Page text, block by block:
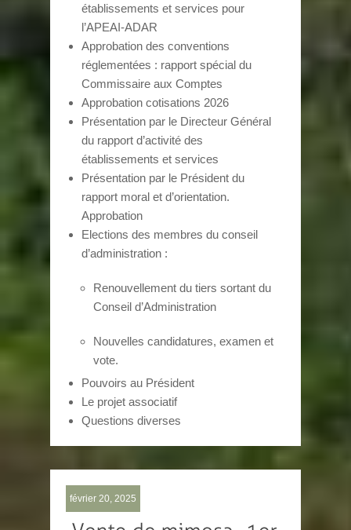
établissements et services pour
l’APEAI-ADAR
Approbation des conventions
réglementées : rapport spécial du
Commissaire aux Comptes
Approbation cotisations 2026
Présentation par le Directeur Général
du rapport d’activité des
établissements et services
Présentation par le Président du
rapport moral et d’orientation.
Approbation
Elections des membres du conseil
d’administration :
Renouvellement du tiers sortant du
Conseil d’Administration
Nouvelles candidatures, examen et
vote.
Pouvoirs au Président
Le projet associatif
Questions diverses
février 20, 2025